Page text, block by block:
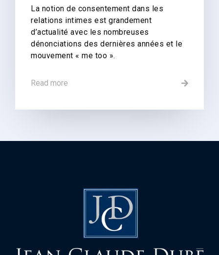
La notion de consentement dans les
relations intimes est grandement
d’actualité avec les nombreuses
dénonciations des dernières années et le
mouvement « me too ».
Read more